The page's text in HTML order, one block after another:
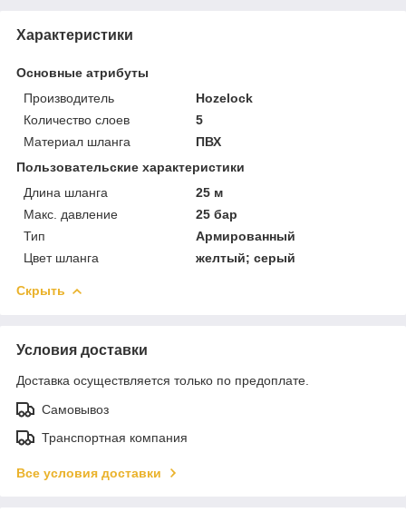
Характеристики
Основные атрибуты
Производитель
Hozelock
Количество слоев
5
Материал шланга
ПВХ
Пользовательские характеристики
Длина шланга
25 м
Макс. давление
25 бар
Тип
Армированный
Цвет шланга
желтый; серый
Скрыть
Условия доставки
Доставка осуществляется только по предоплате.
Самовывоз
Транспортная компания
Все условия доставки